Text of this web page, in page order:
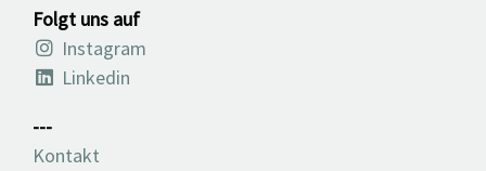
Folgt uns auf
Instagram
Linkedin
---
Kontakt